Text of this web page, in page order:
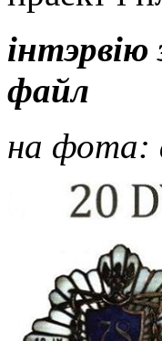
інтэрвію
файл
на фота: